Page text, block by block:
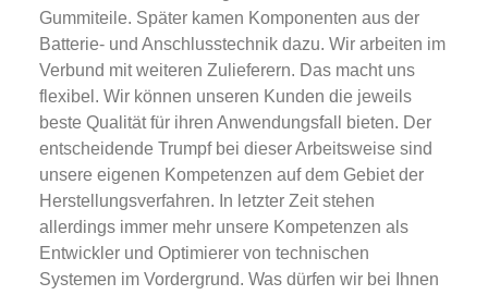
Gummiteile. Später kamen Komponenten aus der
Batterie- und Anschlusstechnik dazu. Wir arbeiten im
Verbund mit weiteren Zulieferern. Das macht uns
flexibel. Wir können unseren Kunden die jeweils
beste Qualität für ihren Anwendungsfall bieten. Der
entscheidende Trumpf bei dieser Arbeitsweise sind
unsere eigenen Kompetenzen auf dem Gebiet der
Herstellungsverfahren. In letzter Zeit stehen
allerdings immer mehr unsere Kompetenzen als
Entwickler und Optimierer von technischen
Systemen im Vordergrund. Was dürfen wir bei Ihnen